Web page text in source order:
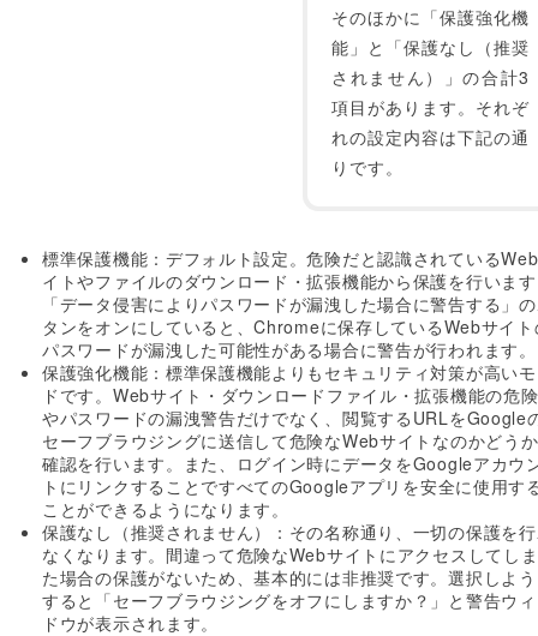
そのほかに「保護強化機
能」と「保護なし（推奨
されません）」の合計3
項目があります。それぞ
れの設定内容は下記の通
りです。
標準保護機能：デフォルト設定。危険だと認識されている
イトやファイルのダウンロード・拡張機能から保護を行いま
「データ侵害によりパスワードが漏洩した場合に警告する」
タンをオンにしていると、Chromeに保存しているWebサイ
パスワードが漏洩した可能性がある場合に警告が行われます。
保護強化機能：標準保護機能よりもセキュリティ対策が高い
ドです。Webサイト・ダウンロードファイル・拡張機能の危
やパスワードの漏洩警告だけでなく、閲覧するURLをGoogle
セーフブラウジングに送信して危険なWebサイトなのかどう
確認を行います。また、ログイン時にデータをGoogleアカウ
トにリンクすることですべてのGoogleアプリを安全に使用す
ことができるようになります。
保護なし（推奨されません）：その名称通り、一切の保護を
なくなります。間違って危険なWebサイトにアクセスしてし
た場合の保護がないため、基本的には非推奨です。選択しよ
すると「セーフブラウジングをオフにしますか？」と警告ウ
ドウが表示されます。